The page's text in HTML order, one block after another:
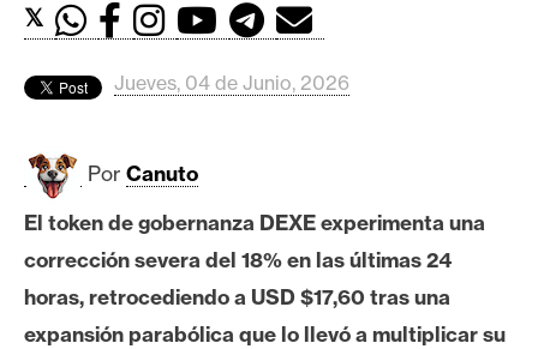
d
s
B
t
c
o
i
𝕏
Jueves, 04 de Junio, 2026
Por Canuto
El token de gobernanza DEXE experimenta una
corrección severa del 18% en las últimas 24
horas, retrocediendo a USD $17,60 tras una
expansión parabólica que lo llevó a multiplicar su